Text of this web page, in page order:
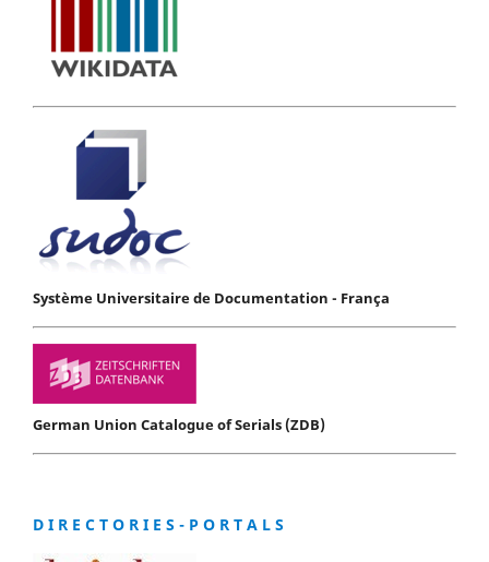
Système Universitaire de Documentation - França
German Union Catalogue of Serials (ZDB)
D I R E C T O R I E S - P O R T A L S